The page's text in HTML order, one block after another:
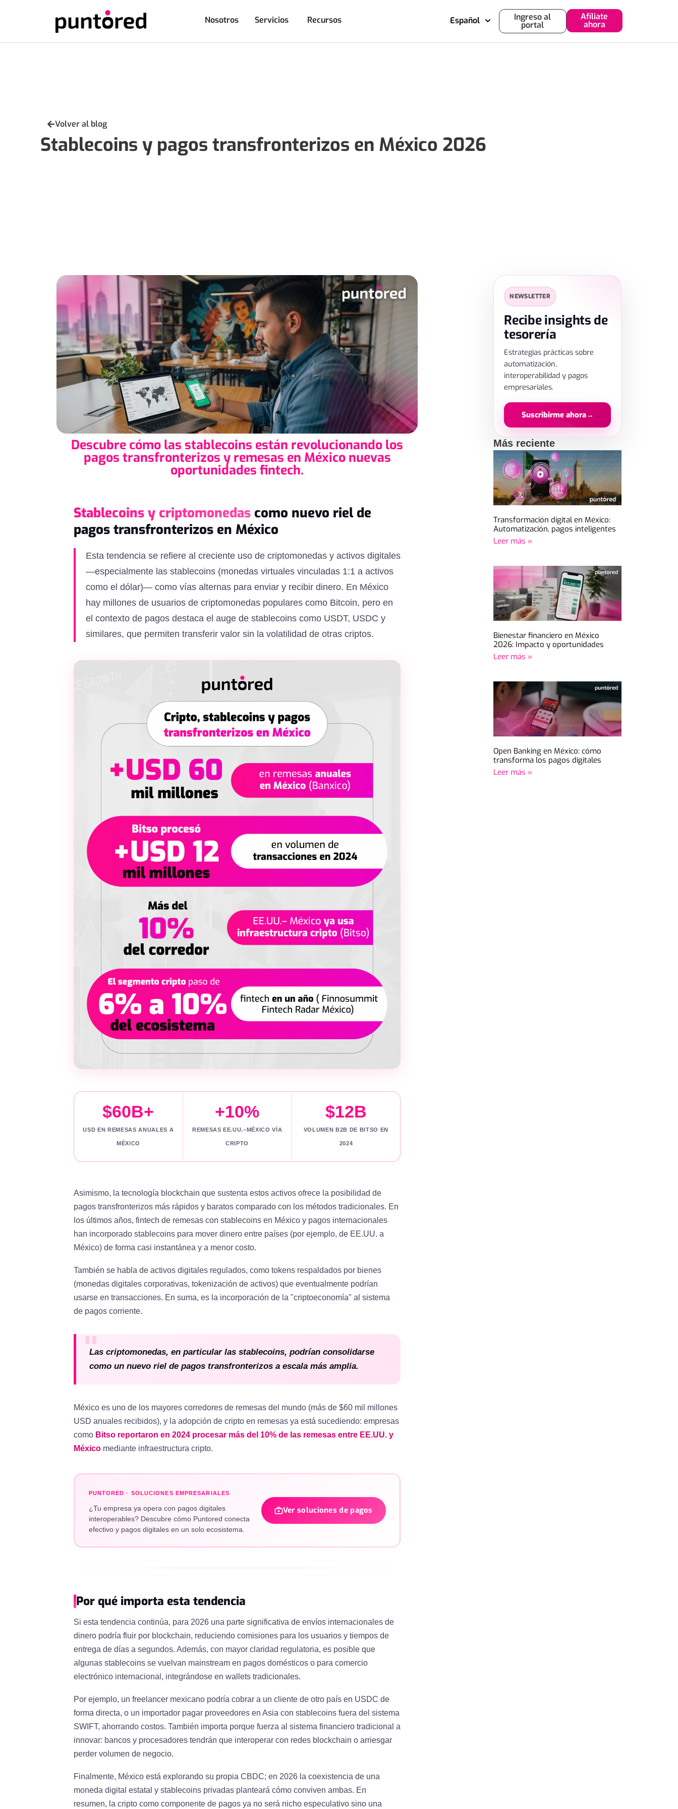
Nosotros Servicios Recursos Español Ingreso al
portal
Afíliate
ahora
Volver al blog
Stablecoins y pagos transfronterizos en México 2026
Descubre cómo las stablecoins están revolucionando los
pagos transfronterizos y remesas en México nuevas
oportunidades fintech.
Stablecoins y criptomonedas como nuevo riel de
pagos transfronterizos en México
Esta tendencia se refiere al creciente uso de criptomonedas y activos digitales
—especialmente las stablecoins (monedas virtuales vinculadas 1:1 a activos
como el dólar)— como vías alternas para enviar y recibir dinero. En México
hay millones de usuarios de criptomonedas populares como Bitcoin, pero en
el contexto de pagos destaca el auge de stablecoins como USDT, USDC y
similares, que permiten transferir valor sin la volatilidad de otras criptos.
$60B+
USD EN REMESAS ANUALES A
MÉXICO
+10%
REMESAS EE.UU.–MÉXICO VÍA
CRIPTO
$12B
VOLUMEN B2B DE BITSO EN
2024
Asimismo, la tecnología blockchain que sustenta estos activos ofrece la posibilidad de
pagos transfronterizos más rápidos y baratos comparado con los métodos tradicionales. En
los últimos años, fintech de remesas con stablecoins en México y pagos internacionales
han incorporado stablecoins para mover dinero entre países (por ejemplo, de EE.UU. a
México) de forma casi instantánea y a menor costo.
También se habla de activos digitales regulados, como tokens respaldados por bienes
(monedas digitales corporativas, tokenización de activos) que eventualmente podrían
usarse en transacciones. En suma, es la incorporación de la "criptoeconomía" al sistema
de pagos corriente.
Las criptomonedas, en particular las stablecoins, podrían consolidarse
como un nuevo riel de pagos transfronterizos a escala más amplia.
México es uno de los mayores corredores de remesas del mundo (más de $60 mil millones
USD anuales recibidos), y la adopción de cripto en remesas ya está sucediendo: empresas
como Bitso reportaron en 2024 procesar más del 10% de las remesas entre EE.UU. y
México mediante infraestructura cripto.
PUNTORED · SOLUCIONES EMPRESARIALES
¿Tu empresa ya opera con pagos digitales
interoperables? Descubre cómo Puntored conecta
efectivo y pagos digitales en un solo ecosistema.
Ver soluciones de pagos
Por qué importa esta tendencia
Si esta tendencia continúa, para 2026 una parte significativa de envíos internacionales de
dinero podría fluir por blockchain, reduciendo comisiones para los usuarios y tiempos de
entrega de días a segundos. Además, con mayor claridad regulatoria, es posible que
algunas stablecoins se vuelvan mainstream en pagos domésticos o para comercio
electrónico internacional, integrándose en wallets tradicionales.
Por ejemplo, un freelancer mexicano podría cobrar a un cliente de otro país en USDC de
forma directa, o un importador pagar proveedores en Asia con stablecoins fuera del sistema
SWIFT, ahorrando costos. También importa porque fuerza al sistema financiero tradicional a
innovar: bancos y procesadores tendrán que interoperar con redes blockchain o arriesgar
perder volumen de negocio.
Finalmente, México está explorando su propia CBDC; en 2026 la coexistencia de una
moneda digital estatal y stablecoins privadas planteará cómo conviven ambas. En
resumen, la cripto como componente de pagos ya no será nicho especulativo sino una
NEWSLETTER
Recibe insights de
tesorería
Estrategias prácticas sobre
automatización,
interoperabilidad y pagos
empresariales.
Suscribirme ahora→
Déjanos tus datos
✕
Al enviar aceptas el tratamiento de
datos para recibir contenido.
Más reciente
Transformación digital en México:
Automatización, pagos inteligentes
Leer más »
Bienestar financiero en México
2026: Impacto y oportunidades
Leer más »
Open Banking en México: cómo
transforma los pagos digitales
Leer más »